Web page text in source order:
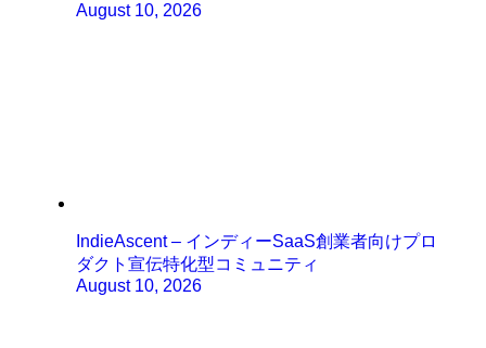
August 10, 2026
IndieAscent – インディーSaaS創業者向けプロ
ダクト宣伝特化型コミュニティ
August 10, 2026